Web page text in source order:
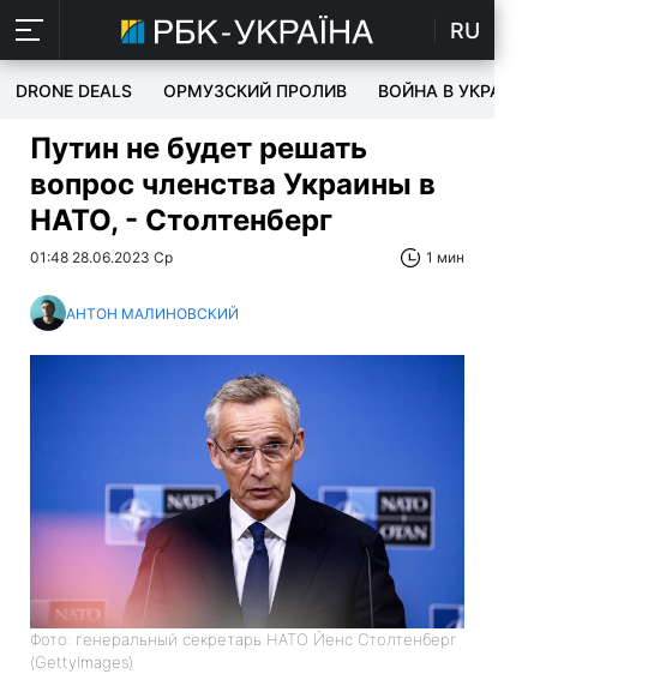
RU
DRONE DEALS ОРМУЗСКИЙ ПРОЛИВ ВОЙНА В УКРАИНЕ
Путин не будет решать
вопрос членства Украины в
НАТО, - Столтенберг
01:48 28.06.2023 Ср 1 мин
АНТОН МАЛИНОВСКИЙ
Фото: генеральный секретарь НАТО Йенс Столтенберг
(GettyImages)